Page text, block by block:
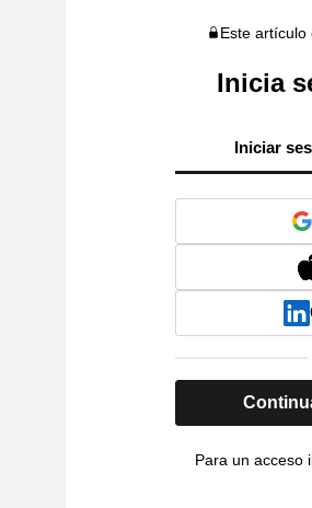
Este artículo
Inicia
Iniciar
Para un acceso